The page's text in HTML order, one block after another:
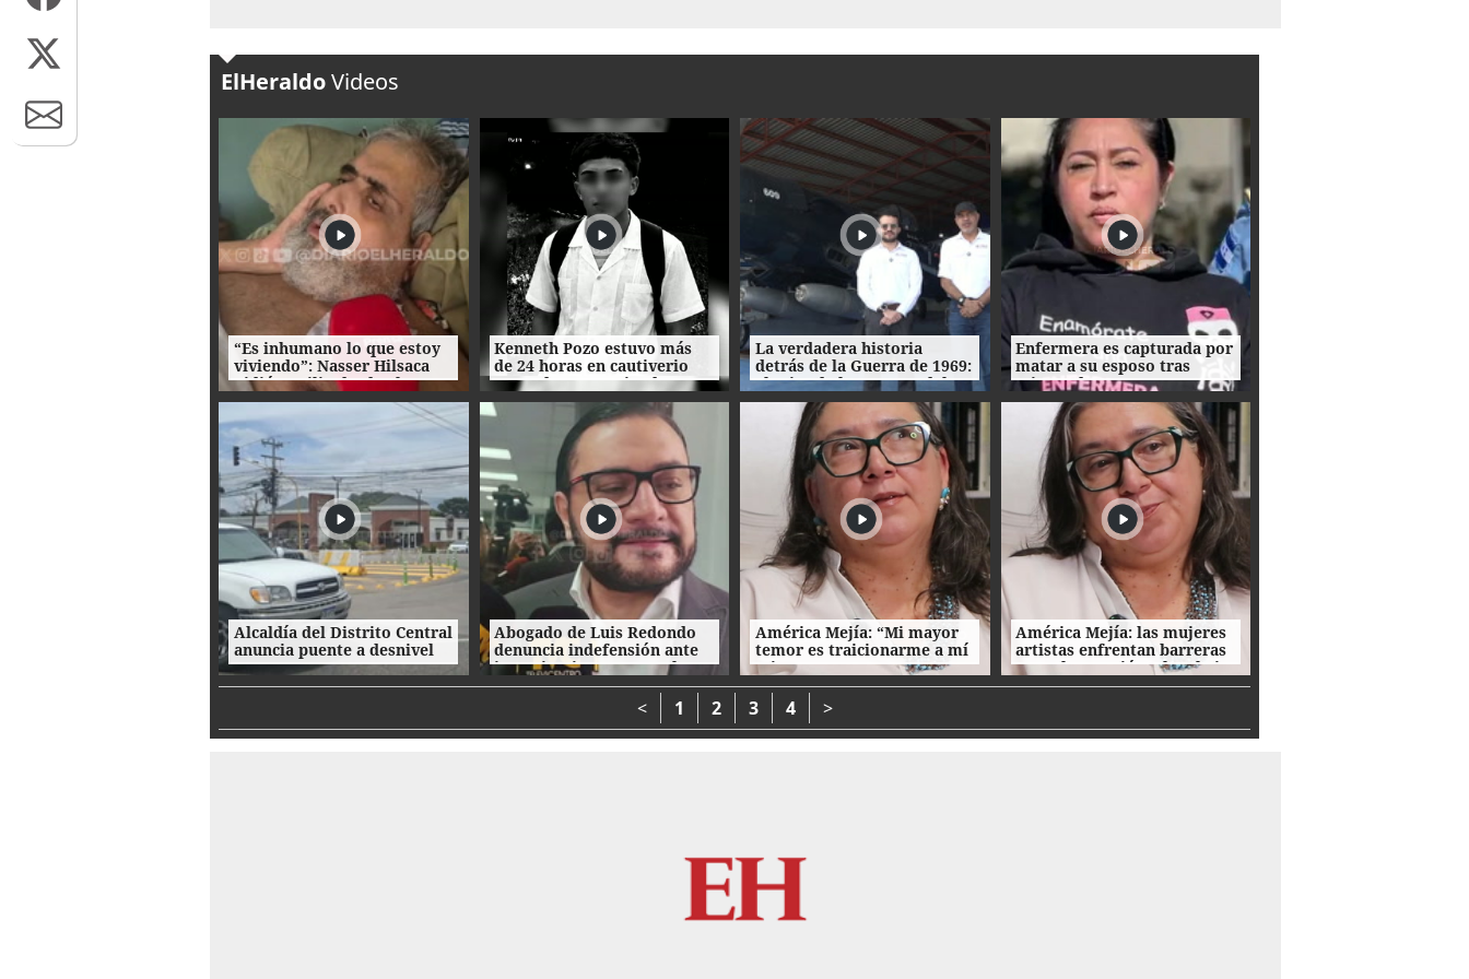
ElHeraldoVideos
“Es inhumano lo que estoy
viviendo”: Nasser Hilsaca
pidió auxilio desde el
hospital Atlántida
Kenneth Pozo estuvo más
de 24 horas en cautiverio
antes de ser asesinado
La verdadera historia
detrás de la Guerra de 1969:
el mito de la "Guerra del
Fútbol"
Enfermera es capturada por
matar a su esposo tras
crimen de su amante en
Honduras
Alcaldía del Distrito Central
anuncia puente a desnivel
en Loarque para 2027
Abogado de Luis Redondo
denuncia indefensión ante
investigaciones contra la
extinta Comisión
América Mejía: “Mi mayor
temor es traicionarme a mí
misma"
América Mejía: las mujeres
artistas enfrentan barreras
entre la creación, el trabajo
y el hogar
< 1 2 3 4 >